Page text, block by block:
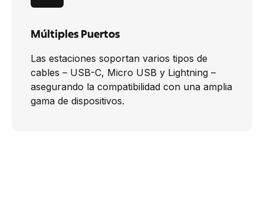
Múltiples Puertos
Las estaciones soportan varios tipos de
cables – USB-C, Micro USB y Lightning –
asegurando la compatibilidad con una amplia
gama de dispositivos.